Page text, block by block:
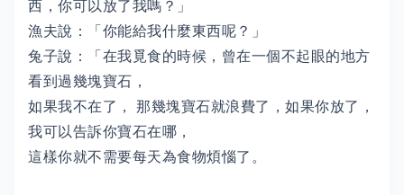
西，你可以放了我嗎？」
漁夫說：「你能給我什麼東西呢？」
兔子說：「在我覓食的時候，曾在一個不起眼的地方
看到過幾塊寶石，
如果我不在了， 那幾塊寶石就浪費了，如果你放了，
我可以告訴你寶石在哪，
這樣你就不需要每天為食物煩惱了。